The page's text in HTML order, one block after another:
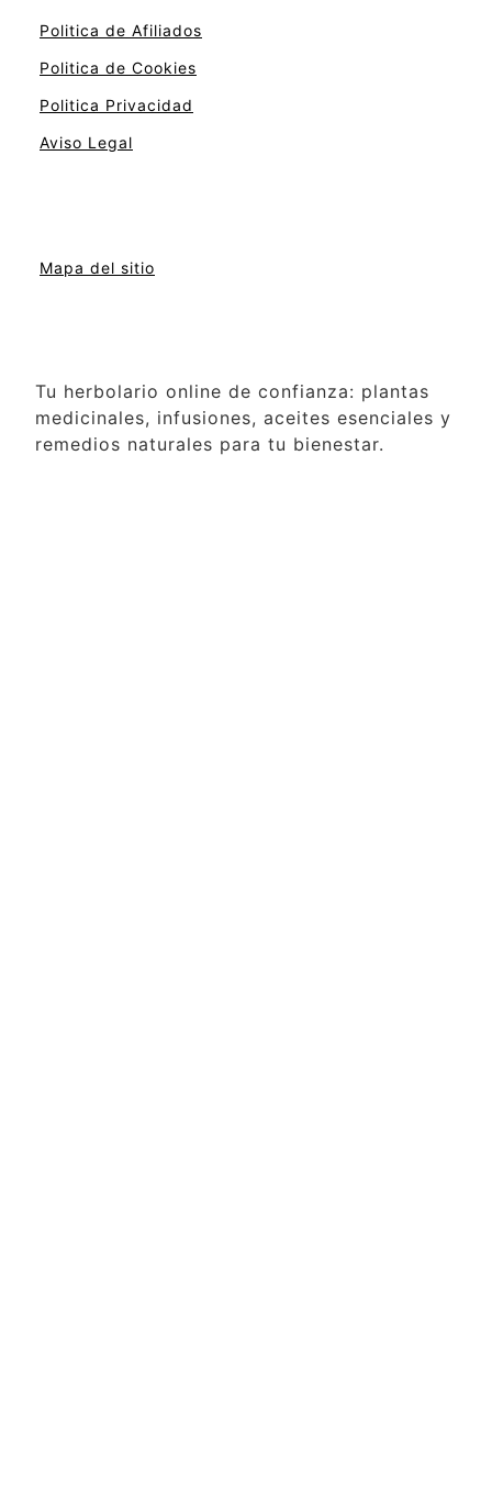
Politica de Afiliados
Politica de Cookies
Politica Privacidad
Aviso Legal
Mapa del sitio
Tu herbolario online de confianza: plantas
medicinales, infusiones, aceites esenciales y
remedios naturales para tu bienestar.